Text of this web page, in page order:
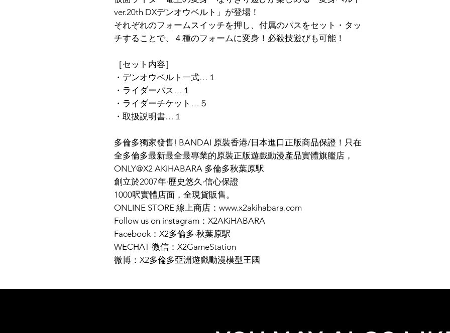
ver.20th DXデンオウベルト」が登場！
それぞれのフォームスイッチを押し、付属のパスをセット・タッ
チすることで、４種のフォームに変身！必殺技遊びも可能！
［セット内容］
・デンオウベルト一式…１
・ライダーパス…１
・ライダーチケット…５
・取扱説明書…１
多倫多獨家發售! BANDAI 原裝香港/日本進口正版商品保證！只在
全多倫多最新最全最專業的原裝正版遊戲動漫產品實體旗艦店，
ONLY@X2 AKiHABARA 多倫多秋葉原駅
創立於2007年·歷史悠久·信心保證
1000呎實體店面，全現貨販售。
ONLINE STORE 線上商店：www.x2akihabara.com
Follow us on instagram：X2AKiHABARA
Facebook：X2多倫多·秋葉原駅
WECHAT 微信：X2GameStation
微博：X2多倫多亞洲遊戲動漫模型王國